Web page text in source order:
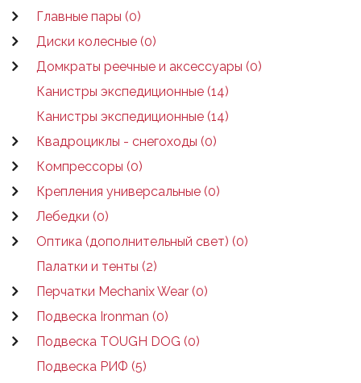
Главные пары (0)
Диски колесные (0)
Домкраты реечные и аксессуары (0)
Канистры экспедиционные (14)
Канистры экспедиционные (14)
Квадроциклы - снегоходы (0)
Компрессоры (0)
Крепления универсальные (0)
Лебедки (0)
Оптика (дополнительный свет) (0)
Палатки и тенты (2)
Перчатки Mechanix Wear (0)
Подвеска Ironman (0)
Подвеска TOUGH DOG (0)
Подвеска РИФ (5)